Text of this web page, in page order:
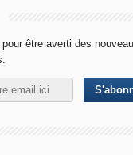
être averti des